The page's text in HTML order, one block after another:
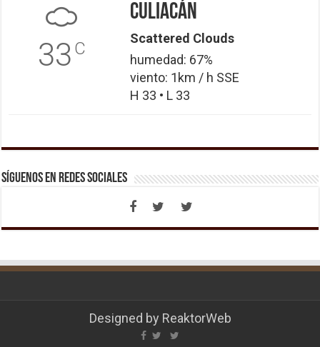
33 C
Culiacán
Scattered Clouds
humedad: 67%
viento: 1km / h SSE
H 33 • L 33
Síguenos en Redes Sociales
Designed by ReaktorWeb